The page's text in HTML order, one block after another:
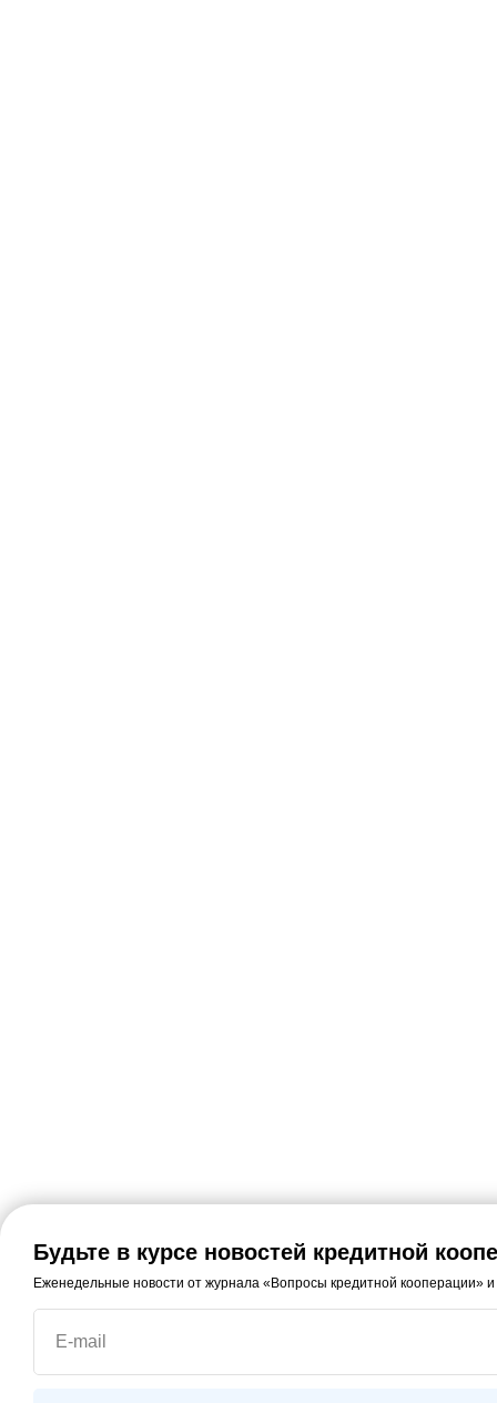
Будьте в курсе новостей кредитной
Еженедельные новости от журнала «Вопросы кредитной
E-mail